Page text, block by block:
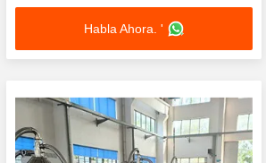
operaciones de acabado de residuos
alimentarios y masas con fácil
mantenimiento
Habla Ahora. '